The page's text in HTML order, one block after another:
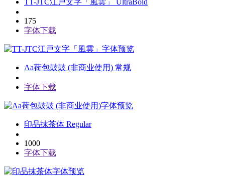
TT-JTC江戸文字「風雲」 UltraBold
175
字体下载
字体预览
Aa荷包鼓鼓 (非商业使用) 常规
字体下载
字体预览
印品抹茶体 Regular
1000
字体下载
字体预览